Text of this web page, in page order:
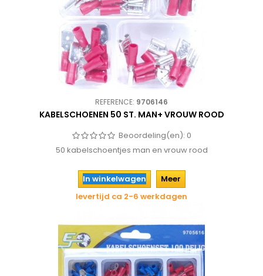
REFERENCE: 9706146
KABELSCHOENEN 50 ST. MAN+ VROUW ROOD
Beoordeling(en): 0
50 kabelschoentjes man en vrouw rood
In winkelwagen
Meer
levertijd ca 2-6 werkdagen